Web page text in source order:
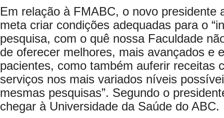
Em relação à FMABC, o novo presidente
meta criar condições adequadas para o
pesquisa, com o quê nossa Faculdade
de oferecer melhores, mais avançados e
pacientes, como também auferir receitas
serviços nos mais variados níveis
mesmas pesquisas”. Segundo o
chegar à Universidade da Saúde do ABC.